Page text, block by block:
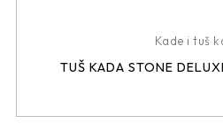
Kade i tuš
TUŠ KADA STONE